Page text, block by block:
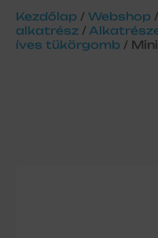
Kezdőlap / Webshop /
alkatrész /
íves tükörgomb /